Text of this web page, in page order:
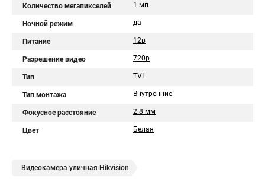
Количество мегапикселей 1 мп
Ночной режим да
Питание 12в
Разрешение видео 720p
Тип TVI
Тип монтажа Внутренние
Фокусное расстояние 2.8 мм
Цвет Белая
Видеокамера уличная Hikvision